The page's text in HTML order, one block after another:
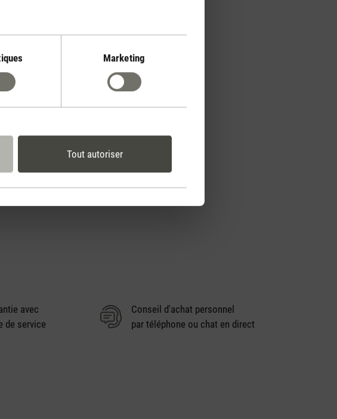
Marketing
Tout autoriser
avec
de service
Conseil d'achat personnel
par téléphone ou chat en direct